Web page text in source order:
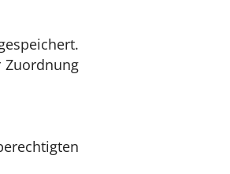
Zuordnung